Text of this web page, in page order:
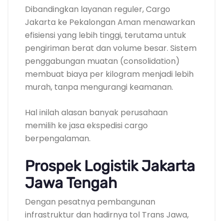
Dibandingkan layanan reguler, Cargo
Jakarta ke Pekalongan Aman menawarkan
efisiensi yang lebih tinggi, terutama untuk
pengiriman berat dan volume besar. Sistem
penggabungan muatan (consolidation)
membuat biaya per kilogram menjadi lebih
murah, tanpa mengurangi keamanan.
Hal inilah alasan banyak perusahaan
memilih ke jasa ekspedisi cargo
berpengalaman.
Prospek Logistik Jakarta
Jawa Tengah
Dengan pesatnya pembangunan
infrastruktur dan hadirnya tol Trans Jawa,